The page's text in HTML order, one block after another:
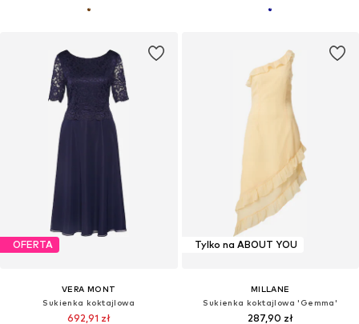
OFERTA
VERA MONT
Sukienka koktajlowa
692,91 zł
Tylko na ABOUT YOU
MILLANE
Sukienka koktajlowa 'Gemma'
287,90 zł